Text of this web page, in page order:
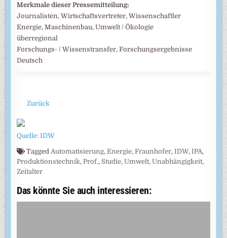
Merkmale dieser Pressemitteilung:
Journalisten, Wirtschaftsvertreter, Wissenschaftler
Energie, Maschinenbau, Umwelt / Ökologie
überregional
Forschungs- / Wissenstransfer, Forschungsergebnisse
Deutsch
Zurück
Quelle: IDW
TaggedAutomatisierung,Energie,Fraunhofer,IDW,IPA,
Produktionstechnik,Prof., Studie,Umwelt,Unabhängigkeit,
Zeitalter
Das könnte Sie auch interessieren: